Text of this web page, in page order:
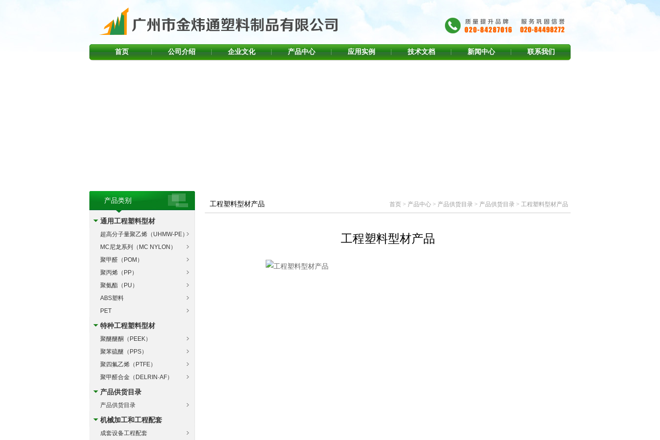
首页 公司介绍 企业文化 产品中心 应用实例 技术文档 新闻中心 联系我们
产品类别
通用工程塑料型材
超高分子量聚乙烯（UHMW-PE）
MC尼龙系列（MC NYLON）
聚甲醛（POM）
聚丙烯（PP）
聚氨酯（PU）
ABS塑料
PET
特种工程塑料型材
聚醚醚酮（PEEK）
聚苯硫醚（PPS）
聚四氟乙烯（PTFE）
聚甲醛合金（DELRIN·AF）
产品供货目录
产品供货目录
机械加工和工程配套
成套设备工程配套
工程塑料型材产品 首页 > 产品中心 > 产品供货目录 > 产品供货目录 > 工程塑料型材产品
工程塑料型材产品